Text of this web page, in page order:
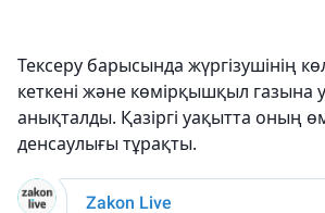
Тексеру барысында жүргізушінің
кеткені және көмірқышқыл газына
анықталды. Қазіргі уақытта оның
денсаулығы тұрақты.